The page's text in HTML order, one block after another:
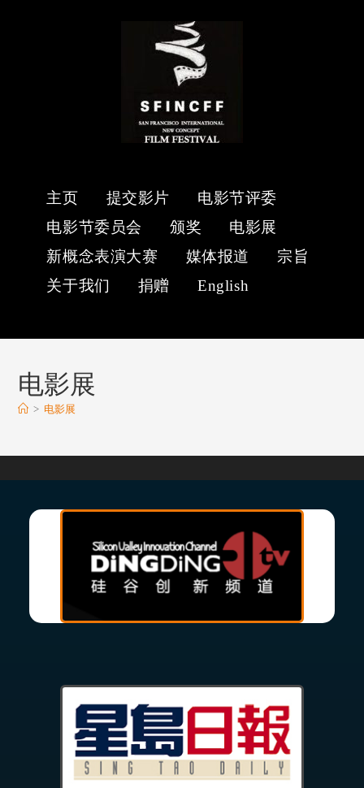
主页 提交影片
电影节评委
电影节委员会
颁奖
电影展
新概念表演大赛
媒体报道
宗旨
关于我们
捐赠 English
电影展
> 电影展